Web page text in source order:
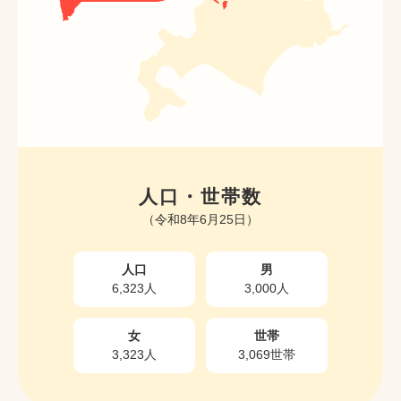
人口・世帯数
（令和8年6月25日）
人口
6,323人
男
3,000人
女
3,323人
世帯
3,069世帯